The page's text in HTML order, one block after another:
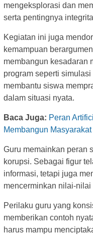
mengeksplorasi dan
serta pentingnya
Kegiatan ini juga
kemampuan
membangun kesadaran
program seperti
membantu siswa
dalam situasi nyata.
Baca Juga: Peran
Membangun
Guru memainkan peran
korupsi. Sebagai figur
informasi, tetapi juga
mencerminkan nilai-
Perilaku guru yang
memberikan contoh
harus mampu